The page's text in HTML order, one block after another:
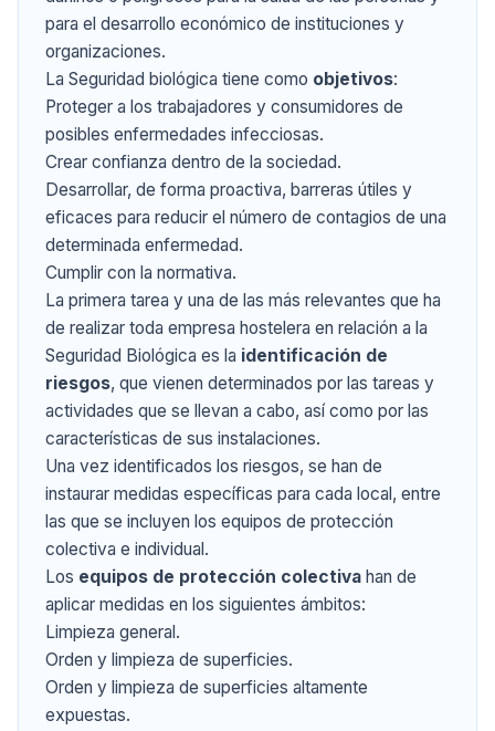
para el desarrollo económico de instituciones y
organizaciones.
La Seguridad biológica tiene como objetivos:
Proteger a los trabajadores y consumidores de
posibles enfermedades infecciosas.
Crear confianza dentro de la sociedad.
Desarrollar, de forma proactiva, barreras útiles y
eficaces para reducir el número de contagios de una
determinada enfermedad.
Cumplir con la normativa.
La primera tarea y una de las más relevantes que ha
de realizar toda empresa hostelera en relación a la
Seguridad Biológica es la identificación de
riesgos, que vienen determinados por las tareas y
actividades que se llevan a cabo, así como por las
características de sus instalaciones.
Una vez identificados los riesgos, se han de
instaurar medidas específicas para cada local, entre
las que se incluyen los equipos de protección
colectiva e individual.
Los equipos de protección colectiva han de
aplicar medidas en los siguientes ámbitos:
Limpieza general.
Orden y limpieza de superficies.
Orden y limpieza de superficies altamente
expuestas.